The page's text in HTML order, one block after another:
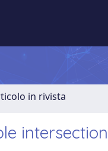
in rivista